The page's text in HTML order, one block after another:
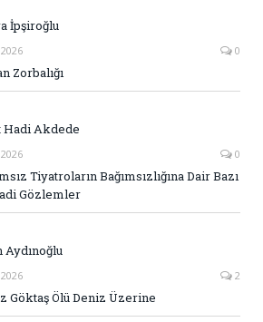
İpşiroğlu
0
Zorbalığı
Hadi Akdede
0
Tiyatroların Bağımsızlığına Dair Bazı
Gözlemler
Aydınoğlu
2
Göktaş Ölü Deniz Üzerine